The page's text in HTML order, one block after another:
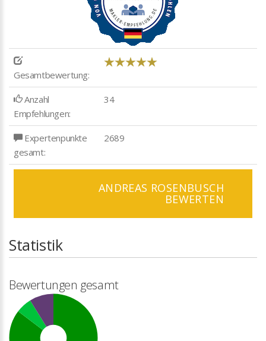
Gesamtbewertung:
Anzahl
Empfehlungen:
34
Expertenpunkte
gesamt:
2689
ANDREAS ROSENBUSCH
BEWERTEN
Statistik
Bewertungen gesamt